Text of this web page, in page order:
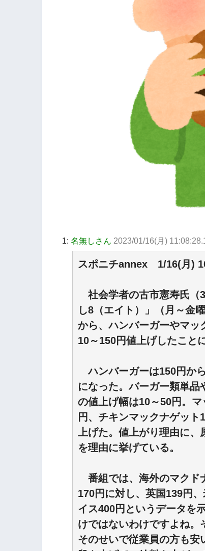
1: 名無しさん 2023/01/16(月)
スポニチannex 1/16(月)
社会学者の古市憲寿氏（
し8（エイト）」（月～金
から、ハンバーガーやマッ
10～150円値上げしたこと
ハンバーガーは150円か
になった。バーガー類単
の値上げ幅は10～50円。
円、チキンマックナゲッ
上げた。値上がり理由に、
を理由に挙げている。
番組では、海外のマクド
170円に対し、英国139円
イス400円というデータを
けではないわけですよね。
そのせいで従業員の方も